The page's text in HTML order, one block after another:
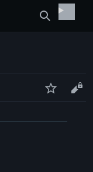
Найти
Следить